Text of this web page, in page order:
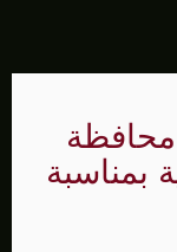
محافظة
بمناسبة